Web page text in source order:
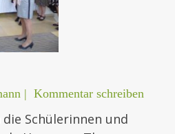
| Kommentar schreiben
Schülerinnen und